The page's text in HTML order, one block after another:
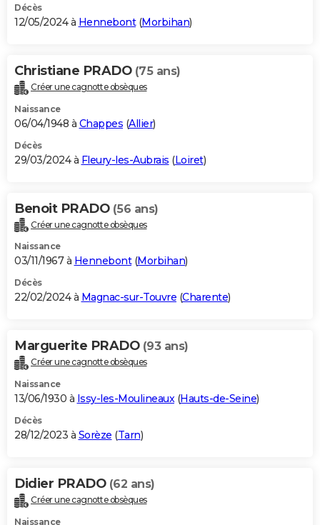
Décès
12/05/2024 à Hennebont(Morbihan)
Christiane PRADO (75 ans)
Créer une cagnotte obsèques
Naissance
06/04/1948 à Chappes (Allier)
Décès
29/03/2024 à Fleury-les-Aubrais (Loiret)
Benoit PRADO (56 ans)
Créer une cagnotte obsèques
Naissance
03/11/1967 à Hennebont(Morbihan)
Décès
22/02/2024 à Magnac-sur-Touvre (Charente)
Marguerite PRADO (93 ans)
Créer une cagnotte obsèques
Naissance
13/06/1930 à Issy-les-Moulineaux(Hauts-de-Seine)
Décès
28/12/2023 à Sorèze (Tarn)
Didier PRADO (62 ans)
Créer une cagnotte obsèques
Naissance